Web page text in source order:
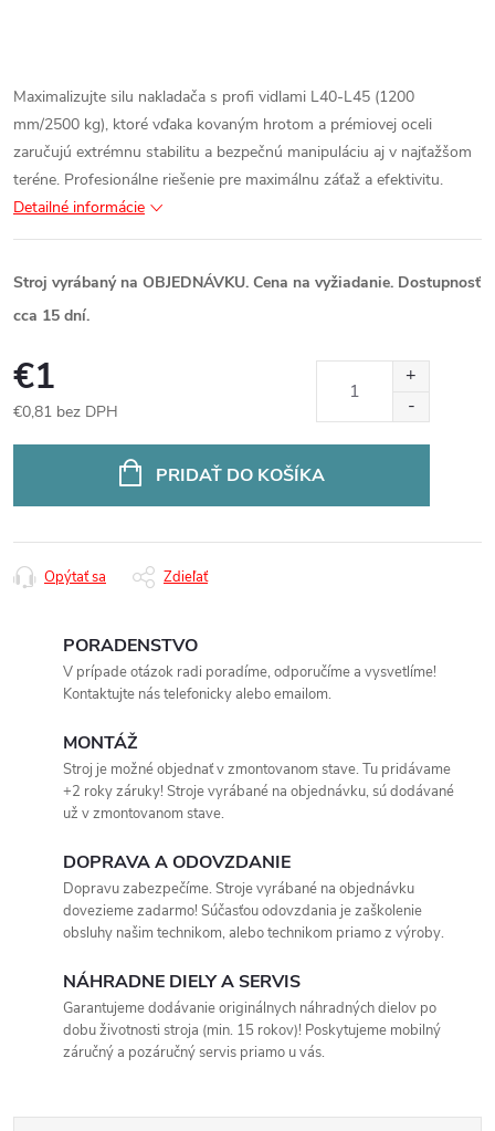
Maximalizujte silu nakladača s profi vidlami L40-L45 (1200
mm/2500 kg), ktoré vďaka kovaným hrotom a prémiovej oceli
zaručujú extrémnu stabilitu a bezpečnú manipuláciu aj v najťažšom
teréne. Profesionálne riešenie pre maximálnu záťaž a efektivitu.
Detailné informácie
Stroj vyrábaný na OBJEDNÁVKU. Cena na vyžiadanie. Dostupnosť
cca 15 dní.
€1
€0,81 bez DPH
PRIDAŤ DO KOŠÍKA
Opýtať sa Zdieľať
PORADENSTVO
V prípade otázok radi poradíme, odporučíme a vysvetlíme!
Kontaktujte nás telefonicky alebo emailom.
MONTÁŽ
Stroj je možné objednať v zmontovanom stave. Tu pridávame
+2 roky záruky! Stroje vyrábané na objednávku, sú dodávané
už v zmontovanom stave.
DOPRAVA A ODOVZDANIE
Dopravu zabezpečíme. Stroje vyrábané na objednávku
dovezieme zadarmo! Súčasťou odovzdania je zaškolenie
obsluhy našim technikom, alebo technikom priamo z výroby.
NÁHRADNE DIELY A SERVIS
Garantujeme dodávanie originálnych náhradných dielov po
dobu životnosti stroja (min. 15 rokov)! Poskytujeme mobilný
záručný a pozáručný servis priamo u vás.